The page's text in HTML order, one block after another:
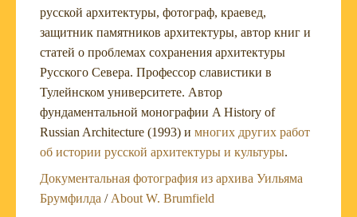
русской архитектуры, фотограф, краевед,
защитник памятников архитектуры, автор книг и
статей о проблемах сохранения архитектуры
Русского Севера. Профессор славистики в
Тулейнском университете. Автор
фундаментальной монографии A History of
Russian Architecture (1993) и многих других работ
об истории русской архитектуры и культуры.
Документальная фотография из архива Уильяма
Брумфилда / About W. Brumfield